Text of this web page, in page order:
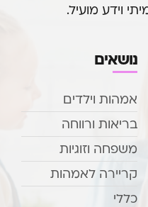
וידע מועיל.
נושאים
אמהות וילדים
בריאות ורווחה
משפחה וזוגיות
קריירה לאמהות
כללי